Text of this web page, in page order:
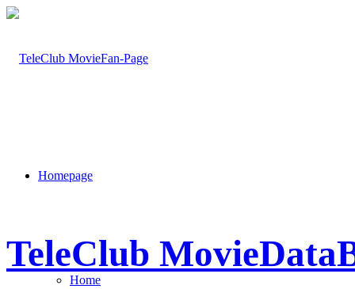
Homepage
Home
TeleClub